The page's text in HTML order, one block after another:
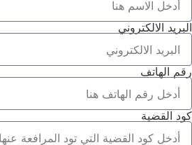
البريد الالكتروني
رقم الهاتف
كود القضية